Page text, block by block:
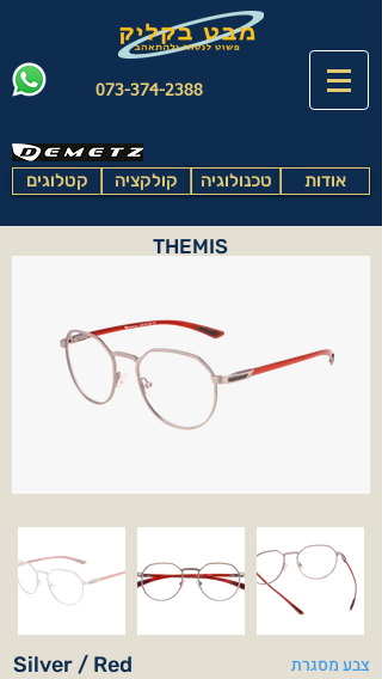
073-374-2388
קטלוגים קולקציה טכנולוגיה אודות
THEMIS
Silver / Red צבע מסגרת